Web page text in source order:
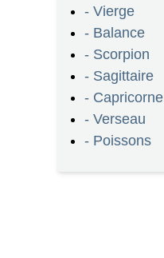
- Vierge
- Balance
- Scorpion
- Sagittaire
- Capricorne
- Verseau
- Poissons